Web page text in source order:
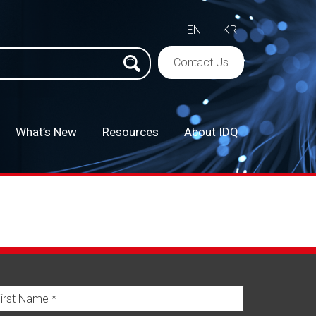
EN |
KR
Contact Us
What’s New Resources About IDQ–